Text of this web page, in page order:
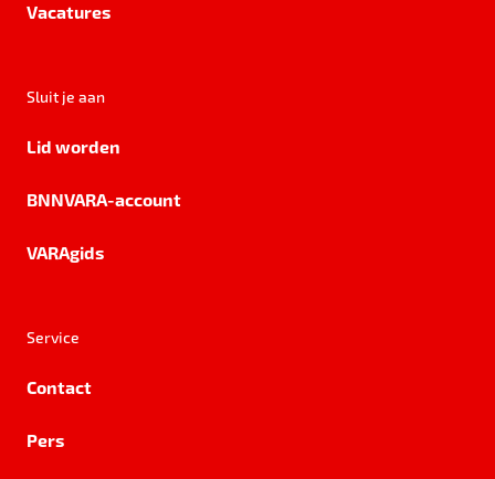
Vacatures
Sluit je aan
Lid worden
BNNVARA-account
VARAgids
Service
Contact
Pers